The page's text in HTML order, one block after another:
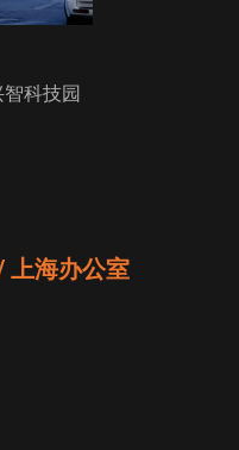
科技园
上海办公室